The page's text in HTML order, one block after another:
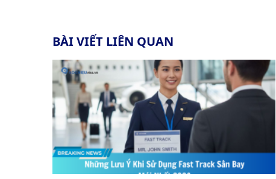
BÀI VIẾT LIÊN QUAN